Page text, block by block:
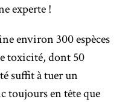
experte !
environ 300 espèces
toxicité, dont 50
suffit à tuer un
toujours en tête que